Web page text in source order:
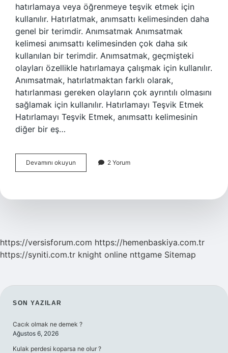
hatırlamaya veya öğrenmeye teşvik etmek için
kullanılır. Hatırlatmak, anımsattı kelimesinden daha
genel bir terimdir. Anımsatmak Anımsatmak
kelimesi anımsattı kelimesinden çok daha sık
kullanılan bir terimdir. Anımsatmak, geçmişteki
olayları özellikle hatırlamaya çalışmak için kullanılır.
Anımsatmak, hatırlatmaktan farklı olarak,
hatırlanması gereken olayların çok ayrıntılı olmasını
sağlamak için kullanılır. Hatırlamayı Teşvik Etmek
Hatırlamayı Teşvik Etmek, anımsattı kelimesinin
diğer bir eş…
Devamını okuyun Anımsattı
kelimesinin
nedir
2 Yorum
https://versisforum.com https://hemenbaskiya.com.tr
https://syniti.com.tr knight online nttgame Sitemap
SIDEBAR
SON YAZILAR
Cacık olmak ne demek ?
Ağustos 6, 2026
Kulak perdesi koparsa ne olur ?